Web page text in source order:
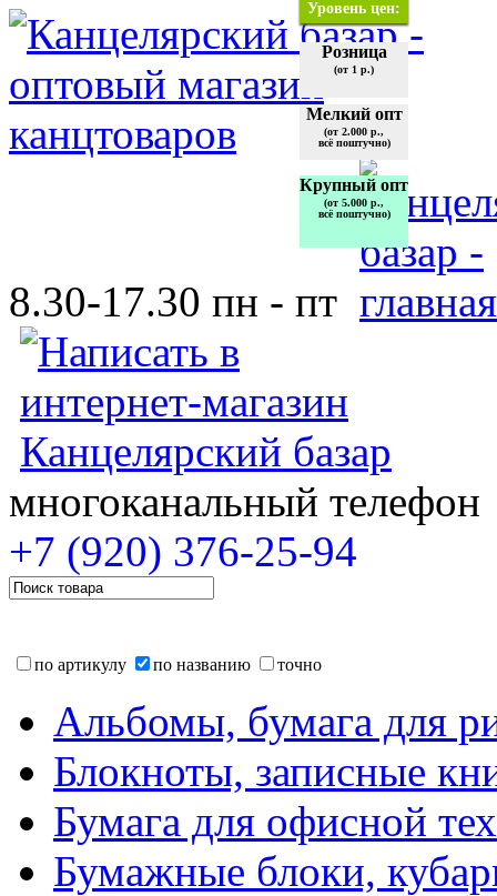
Уровень цен:
Розница
(от 1 р.)
Мелкий опт
(от 2.000 р.,
всё поштучно)
Крупный опт
(от 5.000 р.,
всё поштучно)
8.30-17.30 пн - пт
многоканальный телефон
+7 (920) 376-25-94
по артикулу по названию точно
Альбомы, бумага для
Блокноты, записные
Бумага для офисной
Бумажные блоки,